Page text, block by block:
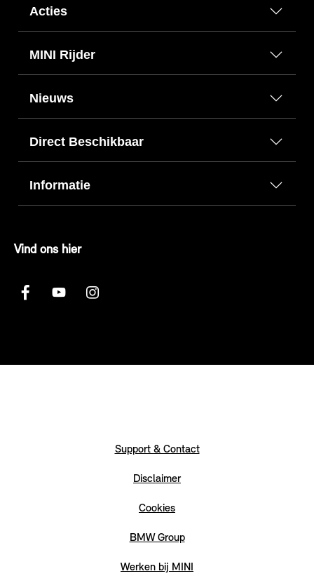
Acties
MINI Rijder
Nieuws
Direct Beschikbaar
Informatie
Vind ons hier
Support & Contact
Disclaimer
Cookies
BMW Group
Werken bij MINI